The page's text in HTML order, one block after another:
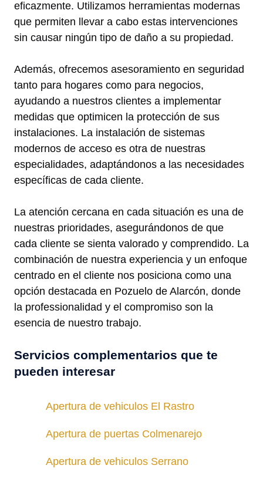
eficazmente. Utilizamos herramientas modernas
que permiten llevar a cabo estas intervenciones
sin causar ningún tipo de daño a su propiedad.
Además, ofrecemos asesoramiento en seguridad
tanto para hogares como para negocios,
ayudando a nuestros clientes a implementar
medidas que optimicen la protección de sus
instalaciones. La instalación de sistemas
modernos de acceso es otra de nuestras
especialidades, adaptándonos a las necesidades
específicas de cada cliente.
La atención cercana en cada situación es una de
nuestras prioridades, asegurándonos de que
cada cliente se sienta valorado y comprendido. La
combinación de nuestra experiencia y un enfoque
centrado en el cliente nos posiciona como una
opción destacada en Pozuelo de Alarcón, donde
la professionalidad y el compromiso son la
esencia de nuestro trabajo.
Servicios complementarios que te
pueden interesar
Apertura de vehiculos El Rastro
Apertura de puertas Colmenarejo
Apertura de vehiculos Serrano